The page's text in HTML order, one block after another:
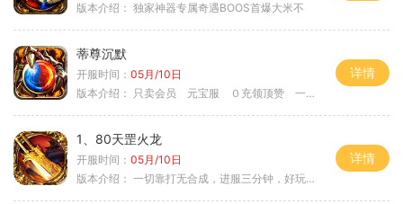
版本介绍： 独家神器专属奇遇BOOS首爆大米不
蒂尊沉默
开服时间： 05月/10日
版本介绍： 只卖会员 元宝服 ０充领顶赞 一切靠打
详情
1、80天罡火龙
开服时间： 05月/10日
版本介绍： 一切靠打无合成，进服三分钟，好玩一整年。
详情